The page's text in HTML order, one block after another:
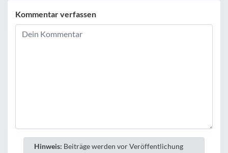
Kommentar verfassen
Hinweis: Beiträge werden vor Veröffentlichung